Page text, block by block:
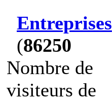
Entreprises
(86250
Nombre de
visiteurs de